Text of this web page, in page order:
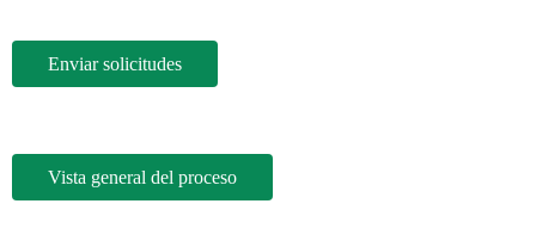
Enviar solicitudes
Vista general del proceso